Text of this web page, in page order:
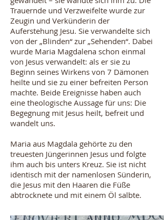
Trauernde und Verzweifelte wurde zur
Zeugin und Verkünderin der
Auferstehung Jesu. Sie verwandelte sich
von der „Blinden“ zur „Sehenden“. Dabei
wurde Maria Magdalena schon einmal
von Jesus verwandelt: als er sie zu
Beginn seines Wirkens von 7 Dämonen
heilte und sie zu einer befreiten Person
machte. Beide Ereignisse haben auch
eine theologische Aussage für uns: Die
Begegnung mit Jesus heilt, befreit und
wandelt uns.
Maria aus Magdala gehörte zu den
treuesten Jüngerinnen Jesus und folgte
ihm auch bis unters Kreuz. Sie ist nicht
identisch mit der namenlosen Sünderin,
die Jesus mit den Haaren die Füße
abtrocknete und mit einem Öl salbte.